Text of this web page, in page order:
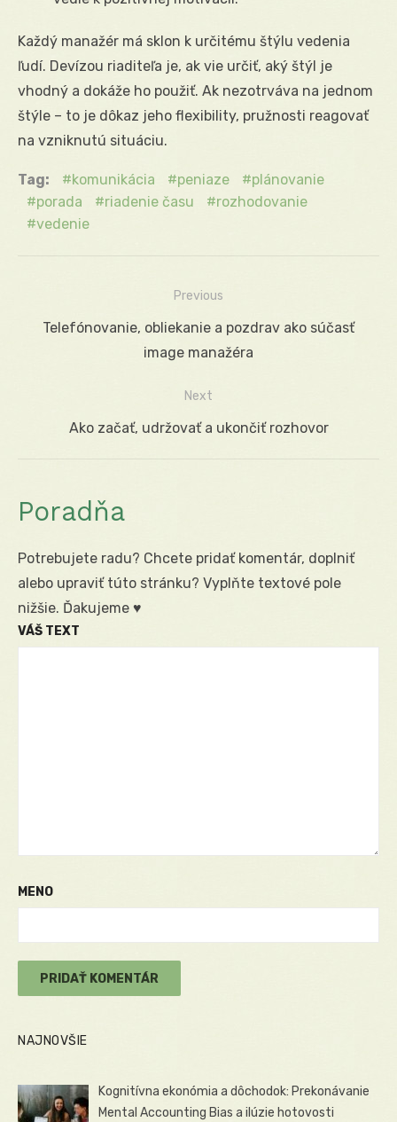
Každý manažér má sklon k určitému štýlu vedenia
ľudí. Devízou riaditeľa je, ak vie určiť, aký štýl je
vhodný a dokáže ho použiť. Ak nezotrváva na jednom
štýle – to je dôkaz jeho flexibility, pružnosti reagovať
na vzniknutú situáciu.
Tag: komunikácia peniaze
plánovanie
porada
riadenie času
rozhodovanie
vedenie
Navigácia
Previous
Previous
Telefónovanie, obliekanie a pozdrav ako súčasť
image manažéra
Next
Next
Ako začať, udržovať a ukončiť rozhovor
Poradňa
Potrebujete radu? Chcete pridať komentár, doplniť
alebo upraviť túto stránku? Vyplňte textové pole
nižšie. Ďakujeme ♥
VÁŠ TEXT
MENO
NAJNOVŠIE
Kognitívna ekonómia a dôchodok: Prekonávanie
Mental Accounting Bias a ilúzie hotovosti